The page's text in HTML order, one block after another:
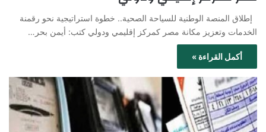
إطلاق المنصة الوطنية للسياحة الصحية.. خطوة استراتيجية نحو رقمنة
الخدمات وتعزيز مكانة مصر كمركز إقليمي ودولي كتب: أيمن بحر…
أكمل القراءة »